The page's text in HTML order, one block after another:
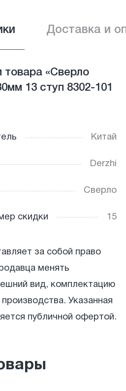
Доставка и
товара «Сверло
13 ступ 8302-101
Китай
Derzhi
Сверло
скидки 15
за собой право
менять
вид, комплектацию
Указанная
публичной офертой.